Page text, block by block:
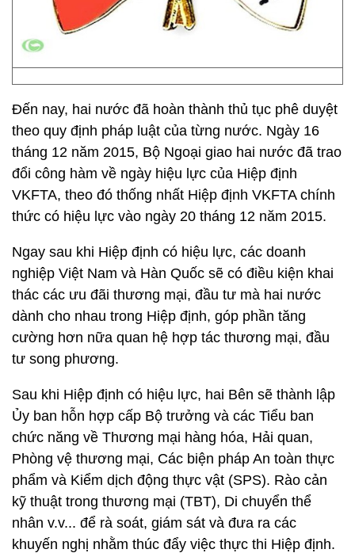
Đến nay, hai nước đã hoàn thành thủ tục phê duyệt
theo quy định pháp luật của từng nước. Ngày 16
tháng 12 năm 2015, Bộ Ngoại giao hai nước đã trao
đổi công hàm về ngày hiệu lực của Hiệp định
VKFTA, theo đó thống nhất Hiệp định VKFTA chính
thức có hiệu lực vào ngày 20 tháng 12 năm 2015.
Ngay sau khi Hiệp định có hiệu lực, các doanh
nghiệp Việt Nam và Hàn Quốc sẽ có điều kiện khai
thác các ưu đãi thương mại, đầu tư mà hai nước
dành cho nhau trong Hiệp định, góp phần tăng
cường hơn nữa quan hệ hợp tác thương mại, đầu
tư song phương.
Sau khi Hiệp định có hiệu lực, hai Bên sẽ thành lập
Ủy ban hỗn hợp cấp Bộ trưởng và các Tiểu ban
chức năng về Thương mại hàng hóa, Hải quan,
Phòng vệ thương mại, Các biện pháp An toàn thực
phẩm và Kiểm dịch động thực vật (SPS). Rào cản
kỹ thuật trong thương mại (TBT), Di chuyển thể
nhân v.v... để rà soát, giám sát và đưa ra các
khuyến nghị nhằm thúc đẩy việc thực thi Hiệp định.